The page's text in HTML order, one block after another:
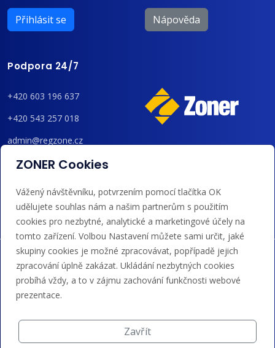
Přihlásit se Nápověda
Podpora 24/7
+420 603 196 637
+420 543 257 018
admin@regzone.cz
bankovním převodem a kreditem.
ZONER Cookies
Vážený návštěvníku, potvrzením pomocí tlačítka OK
udělujete souhlas nám a našim partnerům s použitím
cookies pro nezbytné, analytické a marketingové účely na
tomto zařízení. Volbou Nastavení můžete sami určit, jaké
skupiny cookies je možné zpracovávat, popřípadě jejich
zpracování úplně zakázat. Ukládání nezbytných cookies
probíhá vždy, a to v zájmu zachování funkčnosti webové
prezentace.
Zavřít